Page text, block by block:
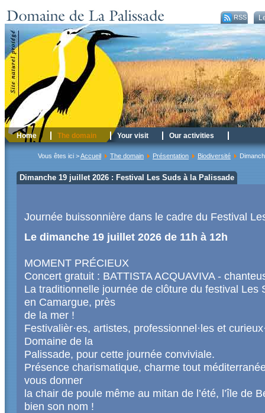
RSS
Home The domain Your visit Our activities
Vous êtes ici >Accueil The domain Présentation Biodiversité
Dimanche 19 juillet 2026 : Festival Les Suds à la Palissade
Journée buissonnière dans le cadre du Festival
Le dimanche 19 juillet 2026 de 11h à 12h
MOMENT PRÉCIEUX
Concert gratuit : BATTISTA ACQUAVIVA -
La traditionnelle journée de clôture du festival Les
en Camargue, près
de la mer !
Festivalièr·es, artistes, professionnel·les et
Domaine de la
Palissade, pour cette journée conviviale.
Présence charismatique, charme tout
vous donner
la chair de poule même au mitan de l’été, l’île de
bien son nom !